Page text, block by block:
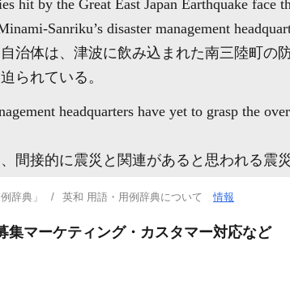
hit by the Great East Japan Earthquake
Sanriku’s disaster management
治体は、津波に飲み込まれた南三陸町の
られている。
headquarters have yet to grasp the
間接的に震災と関連があると思われる震
辞典」 英和 用語・用例辞典について情報
集マーケティング・カスタマー対応など